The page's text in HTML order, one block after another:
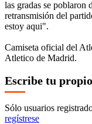
las gradas se poblaron
retransmisión del
estoy aqui".
Camiseta oficial del
Atletico de Madrid.
Escribe tu
Sólo usuarios
regístrese